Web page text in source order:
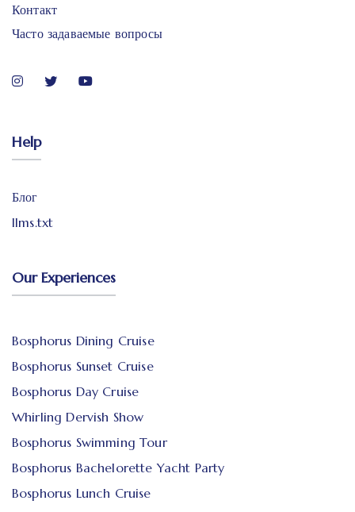
Контакт
Часто задаваемые вопросы
Help
Блог
llms.txt
Our Experiences
Bosphorus Dining Cruise
Bosphorus Sunset Cruise
Bosphorus Day Cruise
Whirling Dervish Show
Bosphorus Swimming Tour
Bosphorus Bachelorette Yacht Party
Bosphorus Lunch Cruise